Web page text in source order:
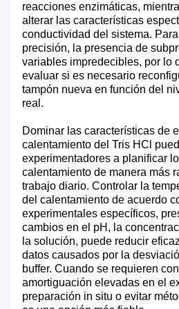
reacciones enzimáticas,
alterar las características
conductividad del sistema.
precisión, la presencia de
variables impredecibles, por lo
evaluar si es necesario
tampón nueva en función del
real.
Dominar las características de
calentamiento del Tris HCl
experimentadores a planificar
calentamiento de manera más
trabajo diario. Controlar la
del calentamiento de acuerdo
experimentales específicos,
cambios en el pH, la
la solución, puede reducir
datos causados ​​por la
buffer. Cuando se requieren
amortiguación elevadas en el
preparación in situ o evitar